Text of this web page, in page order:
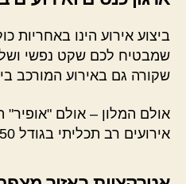
ביצוע אירוע הינו באחריות
שמבטיח לכם שקט נפשי
שקורה גם באירוע המורכב
אולם המלון – אולם "אופיר"
אירועים רב תכליתי בגודל 350 מ"ר.